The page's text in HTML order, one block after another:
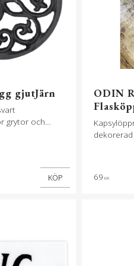
gjutJärn
grytor och
KÖP
ODIN
69 KR